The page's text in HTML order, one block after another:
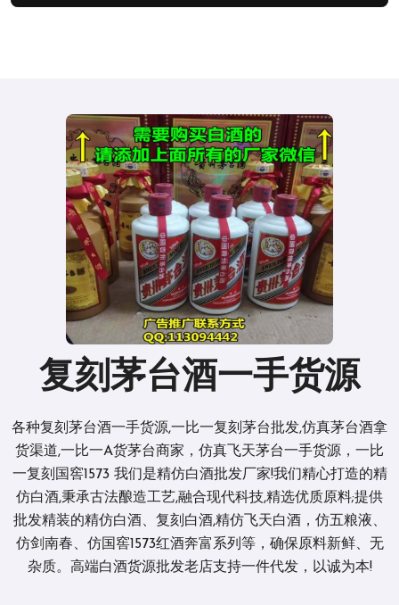
复刻茅台酒一手货源
各种复刻茅台酒一手货源,一比一复刻茅台批发,仿真茅台酒拿
货渠道,一比一A货茅台商家，仿真飞天茅台一手货源，一比
一复刻国窖1573 我们是精仿白酒批发厂家!我们精心打造的精
仿白酒,秉承古法酿造工艺,融合现代科技,精选优质原料;提供
批发精装的精仿白酒、复刻白酒,精仿飞天白酒，仿五粮液、
仿剑南春、仿国窖1573红酒奔富系列等，确保原料新鲜、无
杂质。高端白酒货源批发老店支持一件代发，以诚为本!